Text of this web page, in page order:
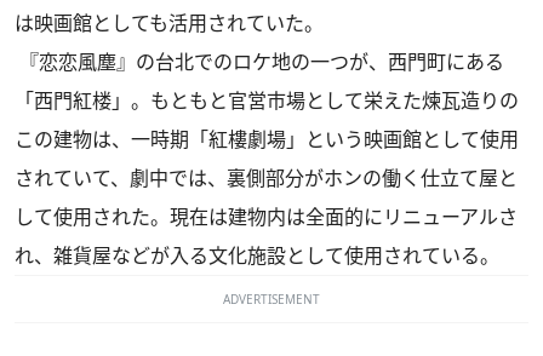
は映画館としても活用されていた。
『恋恋風塵』の台北でのロケ地の一つが、西門町にある
「西門紅楼」。もともと官営市場として栄えた煉瓦造りの
この建物は、一時期「紅樓劇場」という映画館として使用
されていて、劇中では、裏側部分がホンの働く仕立て屋と
して使用された。現在は建物内は全面的にリニューアルさ
れ、雑貨屋などが入る文化施設として使用されている。
ADVERTISEMENT